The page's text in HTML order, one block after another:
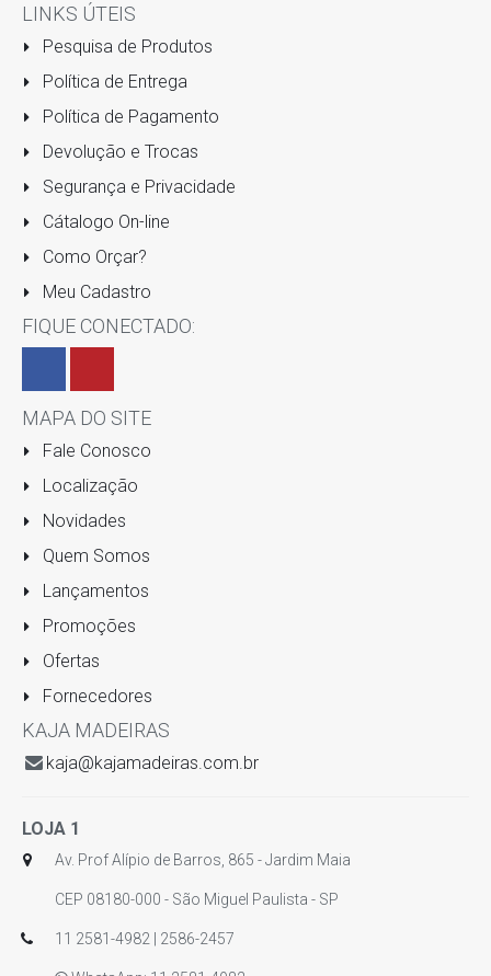
LINKS ÚTEIS
Pesquisa de Produtos
Política de Entrega
Política de Pagamento
Devolução e Trocas
Segurança e Privacidade
Cátalogo On-line
Como Orçar?
Meu Cadastro
FIQUE CONECTADO:
MAPA DO SITE
Fale Conosco
Localização
Novidades
Quem Somos
Lançamentos
Promoções
Ofertas
Fornecedores
KAJA MADEIRAS
kaja@kajamadeiras.com.br
LOJA 1
Av. Prof Alípio de Barros, 865 - Jardim Maia
CEP 08180-000 - São Miguel Paulista - SP
11 2581-4982 | 2586-2457